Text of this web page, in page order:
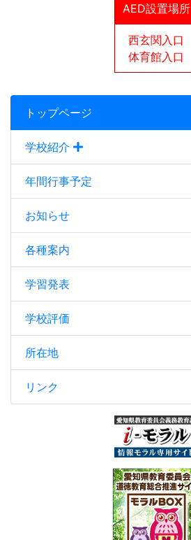
AED設置場所
西玄関入口
体育館入口
トップページ
学校紹介
年間行事予定
お知らせ
各種案内
学習発表
学校評価
所在地
リンク